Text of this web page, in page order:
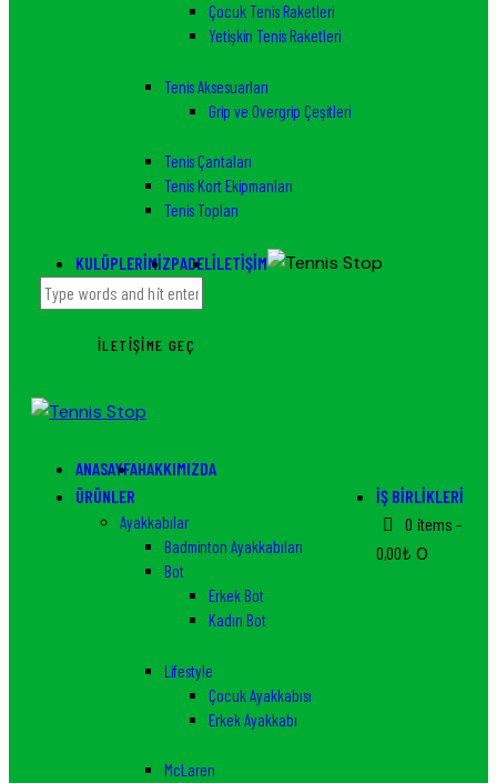
Çocuk Tenis Raketleri
Yetişkin Tenis Raketleri
Tenis Aksesuarları
Grip ve Overgrip Çeşitleri
Tenis Çantaları
Tenis Kort Ekipmanları
Tenis Topları
KULÜPLERIMIZPADEL İLETIŞIM
İLETIŞIME GEÇ
ANASAYFAHAKKIMIZDA
ÜRÜNLER
Ayakkabılar
Badminton Ayakkabıları
Bot
Erkek Bot
Kadın Bot
Lifestyle
Çocuk Ayakkabısı
Erkek Ayakkabı
McLaren
İŞ BIRLIKLERI
0 items -
0,00₺ 0